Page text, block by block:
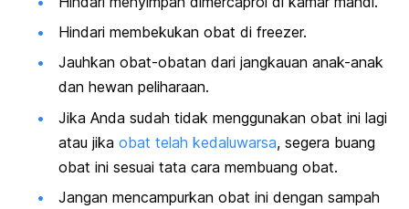
Hindari membekukan obat di freezer.
Jauhkan obat-obatan dari jangkauan anak-anak
dan hewan peliharaan.
Jika Anda sudah tidak menggunakan obat ini lagi
atau jika obat telah kedaluwarsa, segera buang
obat ini sesuai tata cara membuang obat.
Jangan mencampurkan obat ini dengan sampah